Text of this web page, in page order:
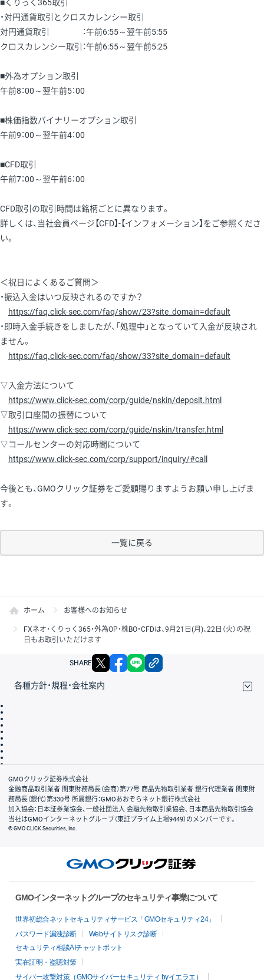
■くりっく365取引
・対円通貨取引とクロスカレンシー取引
対円通貨取引 ：午前6:55～翌午前5:55
クロスカレンシー取引：午前6:55～翌午前5:25
■外為オプション取引
午前8：00～翌午前5：00
■株価指数バイナリーオプション取引
午前9：00～翌午前4：00
■CFD取引
午前7：00～翌午前6：00
CFD取引の取引時間は銘柄ごとに異なります。
詳しくは、当社会員ページ【CFD】-【インフォメーション】をご参照くださ
い。
＜祝日によくあるご質問＞
・振込入金はいつ反映されるのですか？
https://faq.click-sec.com/faq/show/23?site_domain=default
・即時入金手続きをしましたが、「処理中」となっていて入金が反映され
ません。
https://faq.click-sec.com/faq/show/33?site_domain=default
▽入金方法について
https://www.click-sec.com/corp/guide/nskin/deposit.html
▽取引口座間の振替について
https://www.click-sec.com/corp/guide/nskin/transfer.html
▽コールセンターの対応時間について
https://www.click-sec.com/corp/support/inquiry/#call
今後とも、GMOクリック証券をご愛顧賜りますようお願い申し上げま
す。
一覧に戻る
ホーム お客様へのお知らせ
FXネオ・くりっく365・外為OP・株BO・CFDは、9月21日(月)、22日（火）の祝
日もお取引いただけます
SHARE X facebook
各種方針・規程・会社案内
会社案内
GMOクリック証券株式会社
金融商品取引業者 関東財務局長（金商）第77号 商品先物取引業者 銀行代理業者 関東財
務局長（銀代）第330号 所属銀行：GMOあおぞらネット銀行株式会社
加入協会：日本証券業協会、一般社団法人 金融先物取引業協会、日本商品先物取引協会
当社はGMOインターネットグループ（東証プライム上場9449）のメンバーです。
© GMO CLICK Securities, Inc.
GMOインターネットグループのセキュリティ事業について
世界初総合ネットセキュリティサービス「GMOセキュリティ24」
パスワード漏洩診断
Webサイトリスク診断
セキュリティ相談AIチャットボット
実在証明・盗聴対策
サイバー攻撃対策（GMOサイバーセキュリティ byイエラエ）